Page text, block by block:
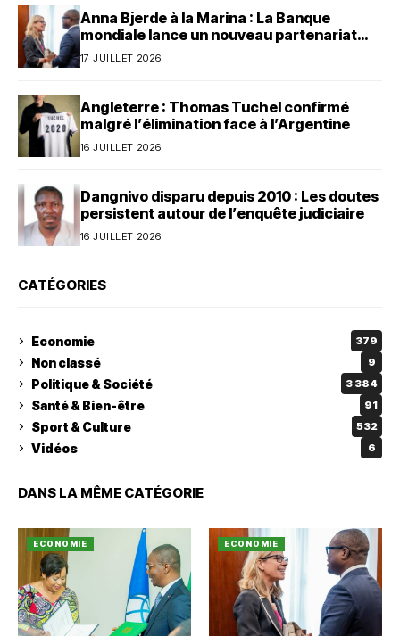
Anna Bjerde à la Marina : La Banque
mondiale lance un nouveau partenariat
avec le Bénin
17 JUILLET 2026
Angleterre : Thomas Tuchel confirmé
malgré l’élimination face à l’Argentine
16 JUILLET 2026
Dangnivo disparu depuis 2010 : Les doutes
persistent autour de l’enquête judiciaire
16 JUILLET 2026
CATÉGORIES
Economie 379
Non classé 9
Politique & Société 3 384
Santé & Bien-être 91
Sport & Culture 532
Vidéos 6
DANS LA MÊME CATÉGORIE
ECONOMIE ECONOMIE